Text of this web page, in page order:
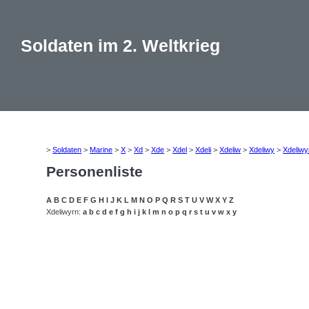
Soldaten im 2. Weltkrieg
>Soldaten >Marine >X >Xd >Xde >Xdel >Xdeli >Xdeliw >Xdeliwy >
Personenliste
A B C D E F G H I J K L M N O P Q R S T U V W X Y Z
Xdeliwyrn:a b c d e f g h i j k l m n o p q r s t u v w x y